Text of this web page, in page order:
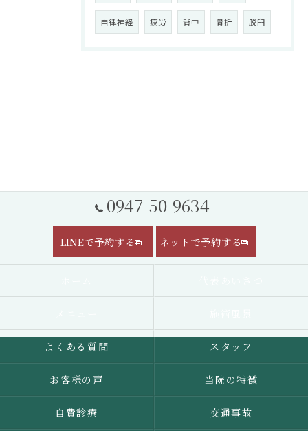
自律神経 疲労 背中 骨折 脱臼
0947-50-9634
LINEで予約する ネットで予約する
よくある質問 スタッフ
お客様の声 当院の特徴
自費診療 交通事故